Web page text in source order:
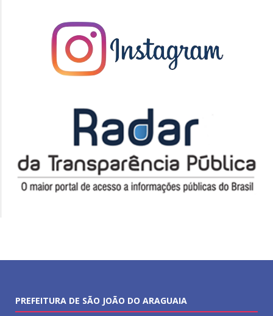
PREFEITURA DE SÃO JOÃO DO ARAGUAIA